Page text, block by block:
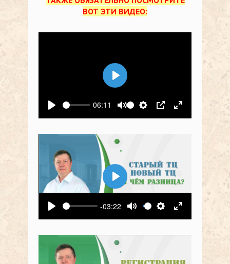
ВОТ ЭТИ ВИДЕО:
Воспроизвести
06:11
Выключить звук
Настройки
PIP На весь
Воспроизвести
Воспроизвести
-03:22
Выключить звук
Настройки
На весь
Воспроизвести